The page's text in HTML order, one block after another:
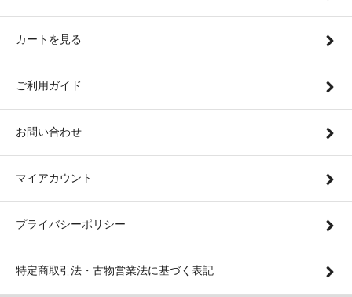
カートを見る
ご利用ガイド
お問い合わせ
マイアカウント
プライバシーポリシー
特定商取引法・古物営業法に基づく表記